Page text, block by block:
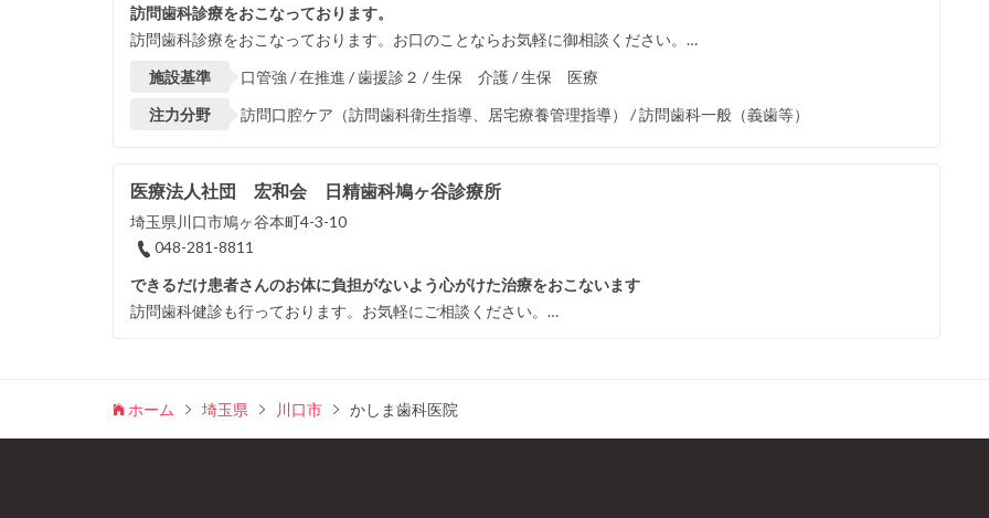
訪問歯科診療をおこなっております。
訪問歯科診療をおこなっております。お口のことならお気軽に御相談ください。…
施設基準
口管強 / 在推進 / 歯援診２ / 生保 介護 / 生保 医療
注力分野
訪問口腔ケア（訪問歯科衛生指導、居宅療養管理指導） / 訪問歯科一般（義歯等）
医療法人社団 宏和会 日精歯科鳩ヶ谷診療所
埼玉県川口市鳩ヶ谷本町4-3-10
048-281-8811
できるだけ患者さんのお体に負担がないよう心がけた治療をおこないます
訪問歯科健診も行っております。お気軽にご相談ください。…
ホーム 埼玉県 川口市 かしま歯科医院